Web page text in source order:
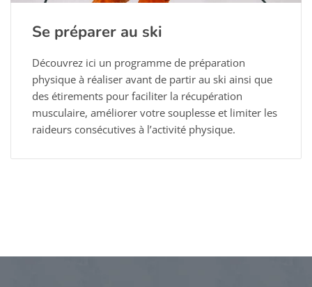
Se préparer au ski
Découvrez ici un programme de préparation
physique à réaliser avant de partir au ski ainsi que
des étirements pour faciliter la récupération
musculaire, améliorer votre souplesse et limiter les
raideurs consécutives à l’activité physique.